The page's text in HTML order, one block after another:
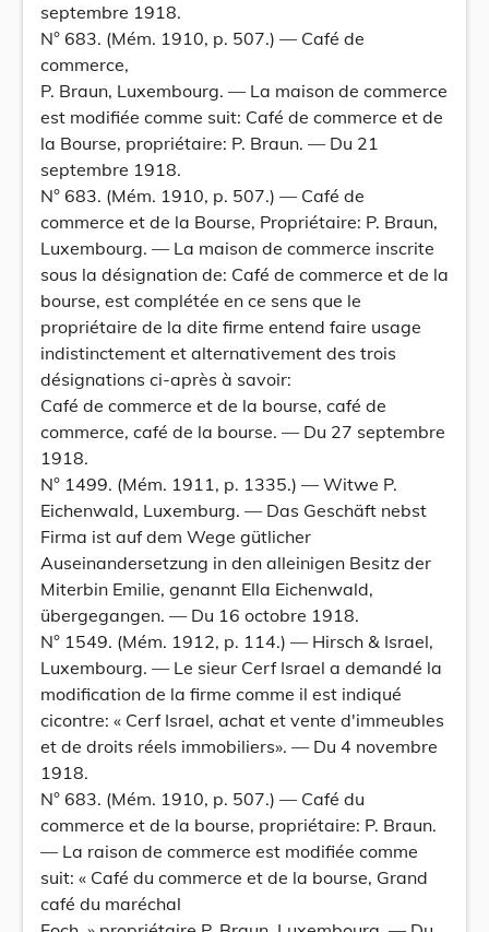
septembre 1918.
N° 683. (Mém. 1910, p. 507.) — Café de
commerce,
P. Braun, Luxembourg. — La maison de commerce
est modifiée comme suit: Café de commerce et de
la Bourse, propriétaire: P. Braun. — Du 21
septembre 1918.
N° 683. (Mém. 1910, p. 507.) — Café de
commerce et de la Bourse, Propriétaire: P. Braun,
Luxembourg. — La maison de commerce inscrite
sous la désignation de: Café de commerce et de la
bourse, est complétée en ce sens que le
propriétaire de la dite firme entend faire usage
indistinctement et alternativement des trois
désignations ci-après à savoir:
Café de commerce et de la bourse, café de
commerce, café de la bourse. — Du 27 septembre
1918.
N° 1499. (Mém. 1911, p. 1335.) — Witwe P.
Eichenwald, Luxemburg. — Das Geschäft nebst
Firma ist auf dem Wege gütlicher
Auseinandersetzung in den alleinigen Besitz der
Miterbin Emilie, genannt Ella Eichenwald,
übergegangen. — Du 16 octobre 1918.
N° 1549. (Mém. 1912, p. 114.) — Hirsch & Israel,
Luxembourg. — Le sieur Cerf Israel a demandé la
modification de la firme comme il est indiqué
cicontre: « Cerf Israel, achat et vente d'immeubles
et de droits réels immobiliers». — Du 4 novembre
1918.
N° 683. (Mém. 1910, p. 507.) — Café du
commerce et de la bourse, propriétaire: P. Braun.
— La raison de commerce est modifiée comme
suit: « Café du commerce et de la bourse, Grand
café du maréchal